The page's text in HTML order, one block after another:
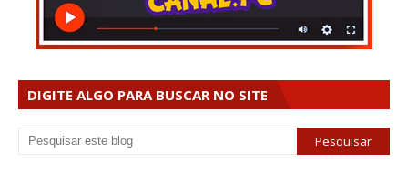
DIGITE ALGO PARA BUSCAR NO SITE